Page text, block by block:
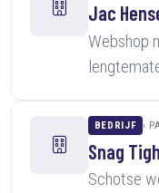
Jac
Webshop
BEDRIJF
Snag
Schotse